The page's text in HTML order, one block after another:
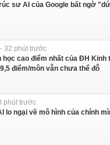
sư AI của Google bất ngờ
32 phút trước
học cao điểm nhất của ĐH Kinh
điểm/môn vẫn chưa thể đỗ
phút trước
lo ngại về mô hình của chính